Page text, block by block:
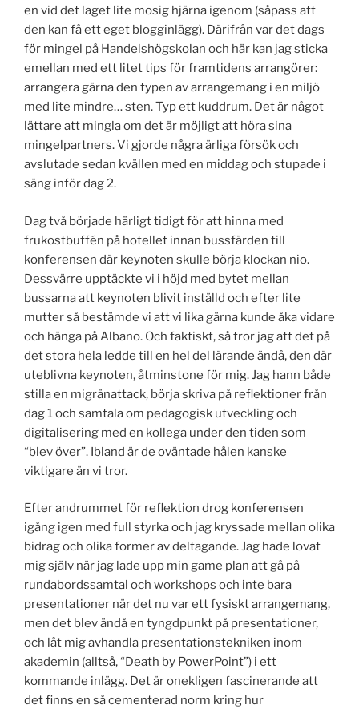
en vid det laget lite mosig hjärna igenom (såpass att
den kan få ett eget blogginlägg). Därifrån var det dags
för mingel på Handelshögskolan och här kan jag sticka
emellan med ett litet tips för framtidens arrangörer:
arrangera gärna den typen av arrangemang i en miljö
med lite mindre… sten. Typ ett kuddrum. Det är något
lättare att mingla om det är möjligt att höra sina
mingelpartners. Vi gjorde några ärliga försök och
avslutade sedan kvällen med en middag och stupade i
säng inför dag 2.
Dag två började härligt tidigt för att hinna med
frukostbuffén på hotellet innan bussfärden till
konferensen där keynoten skulle börja klockan nio.
Dessvärre upptäckte vi i höjd med bytet mellan
bussarna att keynoten blivit inställd och efter lite
mutter så bestämde vi att vi lika gärna kunde åka vidare
och hänga på Albano. Och faktiskt, så tror jag att det på
det stora hela ledde till en hel del lärande ändå, den där
uteblivna keynoten, åtminstone för mig. Jag hann både
stilla en migränattack, börja skriva på reflektioner från
dag 1 och samtala om pedagogisk utveckling och
digitalisering med en kollega under den tiden som
“blev över”. Ibland är de oväntade hålen kanske
viktigare än vi tror.
Efter andrummet för reflektion drog konferensen
igång igen med full styrka och jag kryssade mellan olika
bidrag och olika former av deltagande. Jag hade lovat
mig själv när jag lade upp min game plan att gå på
rundabordssamtal och workshops och inte bara
presentationer när det nu var ett fysiskt arrangemang,
men det blev ändå en tyngdpunkt på presentationer,
och låt mig avhandla presentationstekniken inom
akademin (alltså, “Death by PowerPoint”) i ett
kommande inlägg. Det är onekligen fascinerande att
det finns en så cementerad norm kring hur